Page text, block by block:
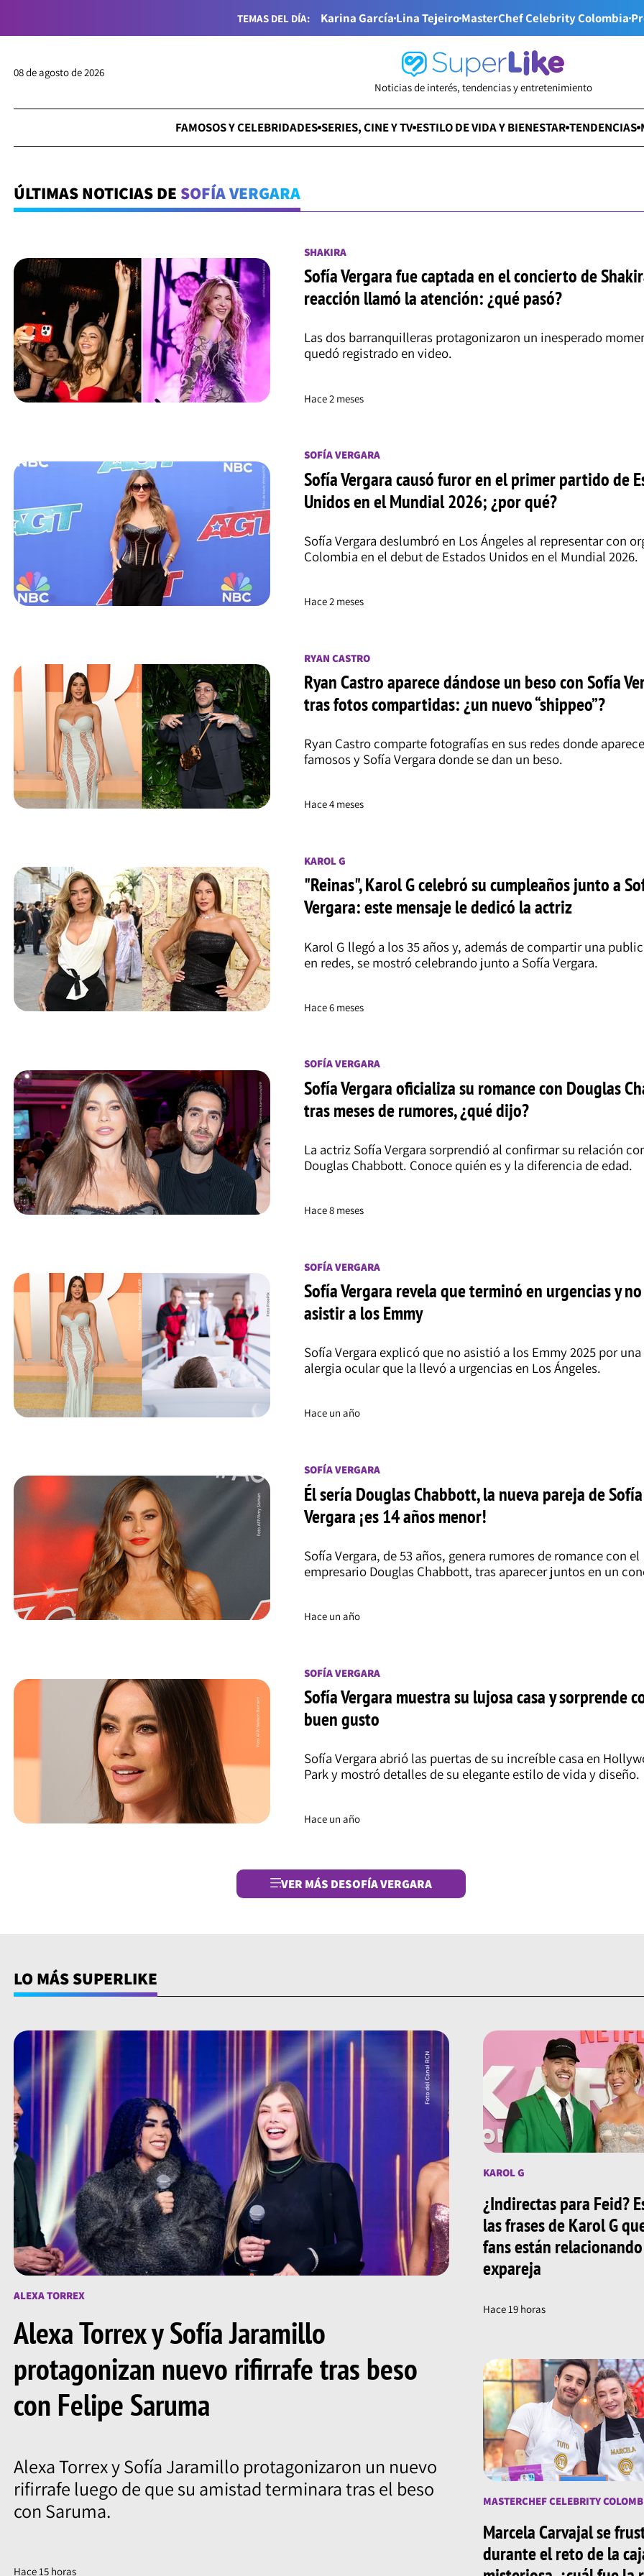
TEMAS DEL DÍA: Karina GarcíaLina TejeiroMasterChef Celebrity Colombia
08 de agosto de 2026
Noticias de interés, tendencias y entretenimiento
FAMOSOS Y CELEBRIDADES SERIES, CINE Y TV ESTILO DE VIDA Y BIENESTAR TENDENCIAS
ÚLTIMAS NOTICIAS DE SOFÍA VERGARA
SHAKIRA
Sofía Vergara fue captada en el concierto de
reacción llamó la atención: ¿qué pasó?
Las dos barranquilleras protagonizaron un inesperado
quedó registrado en video.
Hace 2 meses
SOFÍA VERGARA
Sofía Vergara causó furor en el primer partido de
Unidos en el Mundial 2026; ¿por qué?
Sofía Vergara deslumbró en Los Ángeles al representar con
Colombia en el debut de Estados Unidos en el Mundial 2026.
Hace 2 meses
RYAN CASTRO
Ryan Castro aparece dándose un beso con Sofía
tras fotos compartidas: ¿un nuevo “shippeo”?
Ryan Castro comparte fotografías en sus redes donde
famosos y Sofía Vergara donde se dan un beso.
Hace 4 meses
KAROL G
"Reinas", Karol G celebró su cumpleaños junto a
Vergara: este mensaje le dedicó la actriz
Karol G llegó a los 35 años y, además de compartir una
en redes, se mostró celebrando junto a Sofía Vergara.
Hace 6 meses
SOFÍA VERGARA
Sofía Vergara oficializa su romance con Douglas
tras meses de rumores, ¿qué dijo?
La actriz Sofía Vergara sorprendió al confirmar su relación
Douglas Chabbott. Conoce quién es y la diferencia de edad.
Hace 8 meses
SOFÍA VERGARA
Sofía Vergara revela que terminó en urgencias y
asistir a los Emmy
Sofía Vergara explicó que no asistió a los Emmy 2025 por
alergia ocular que la llevó a urgencias en Los Ángeles.
Hace un año
SOFÍA VERGARA
Él sería Douglas Chabbott, la nueva pareja de Sofía
Vergara ¡es 14 años menor!
Sofía Vergara, de 53 años, genera rumores de romance con el
empresario Douglas Chabbott, tras aparecer juntos en un
Hace un año
SOFÍA VERGARA
Sofía Vergara muestra su lujosa casa y sorprende
buen gusto
Sofía Vergara abrió las puertas de su increíble casa en
Park y mostró detalles de su elegante estilo de vida y diseño.
Hace un año
VER MÁS DESOFÍA VERGARA
LO MÁS SUPERLIKE
ALEXA TORREX
Alexa Torrex y Sofía Jaramillo
protagonizan nuevo rifirrafe tras beso
con Felipe Saruma
Alexa Torrex y Sofía Jaramillo protagonizaron un nuevo
rifirrafe luego de que su amistad terminara tras el beso
con Saruma.
Hace 15 horas
KAROL G
¿Indirectas para Feid?
las frases de Karol G
fans están
expareja
Hace 19 horas
MASTERCHEF CELEBRITY
Marcela Carvajal se
durante el reto de la